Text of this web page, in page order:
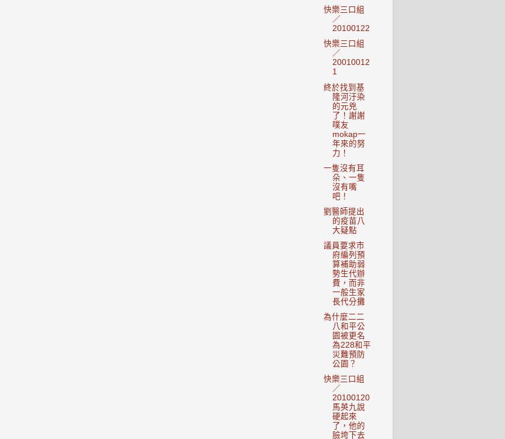
快樂三口組
／
20100122
快樂三口組
／
20010012
1
終於找到基
隆河汙染
的元兇
了！謝謝
噗友
mokap一
年來的努
力！
一隻沒有耳
朵、一隻
沒有嘴
吧！
劉醫師提出
的疫苗八
大疑點
議員要求市
府編列預
算補助弱
勢生代辦
費，而非
一般生家
長代分攤
為什麼二二
八和平公
園被更名
為228和平
災難預防
公園？
快樂三口組
／
20100120
馬英九說
硬起來
了，他的
臉垮下去